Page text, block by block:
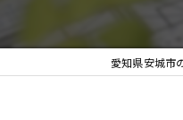
愛知県安城市